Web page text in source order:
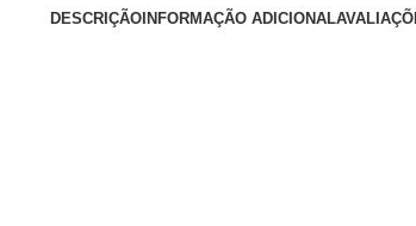
DESCRIÇÃO INFORMAÇÃO ADICIONAL